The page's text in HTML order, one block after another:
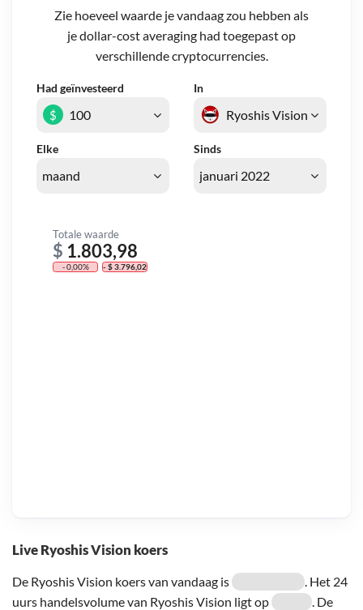
Live Ryoshis Vision koers
De Ryoshis Vision koers van vandaag is
. Het 24
uurs handelsvolume van Ryoshis Vision ligt op
. De
Zie hoeveel waarde je vandaag zou hebben als
je dollar-cost averaging had toegepast op
verschillende cryptocurrencies.
Had geïnvesteerd In
Elke Sinds
$
Totale waarde
$ 1.803,98
- 0,00% - $ 3.796,02